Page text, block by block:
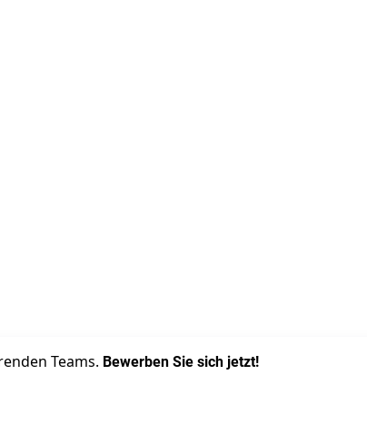
Teams. Bewerben Sie sich jetzt!